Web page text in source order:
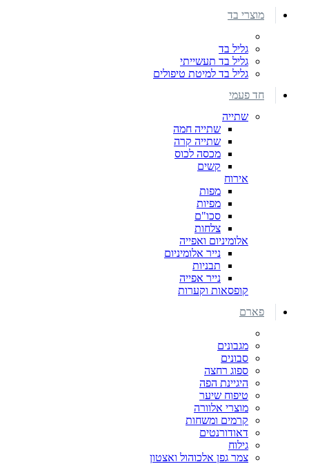
מוצרי בד
גליל בד
גליל בד תעשייתי
גליל בד למיטת טיפולים
חד פעמי
שתייה
שתייה חמה
שתייה קרה
מכסה לכוס
קשים
אירוח
מפות
מפיות
סכו"ם
צלחות
אלומיניום ואפייה
נייר אלומיניום
תבניות
נייר אפייה
קופסאות וקערות
פארם
מגבונים
סבונים
ספוג רחצה
היגיינת הפה
טיפוח שיער
מוצרי אלוורה
קרמים ומשחות
דאודורנטים
גילוח
צמר גפן אלכוהול ואצטון